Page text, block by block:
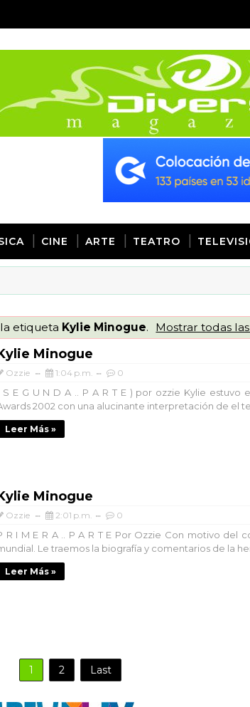
CINE ARTE TEATRO
etiqueta Kylie Minogue. Mostrar todas
Minogue
Ozzie 1:04 p.m. 0
S E G U N D A .. P A R T E ) por ozzie Kylie estuvo
2002 con una alucinante interpretación de el
Leer Más »
Minogue
Ozzie 2:01 p.m. 0
R I M E R A .. P A R T E Por Ozzie Con motivo del
Le traemos la biografía y comentarios de la
Leer Más »
1 2 Last